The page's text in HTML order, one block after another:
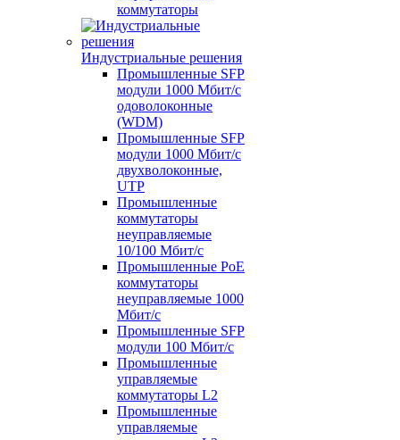
коммутаторы
Индустриальные решения
Промышленные SFP
модули 1000 Мбит/c
одоволоконные
(WDM)
Промышленные SFP
модули 1000 Мбит/c
двухволоконные,
UTP
Промышленные
коммутаторы
неуправляемые
10/100 Мбит/с
Промышленные PoE
коммутаторы
неуправляемые 1000
Мбит/с
Промышленные SFP
модули 100 Мбит/c
Промышленные
управляемые
коммутаторы L2
Промышленные
управляемые